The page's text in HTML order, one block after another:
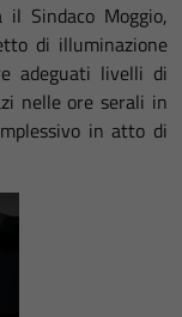
Sindaco Moggio,
di illuminazione
adeguati livelli di
nelle ore serali in
in atto di